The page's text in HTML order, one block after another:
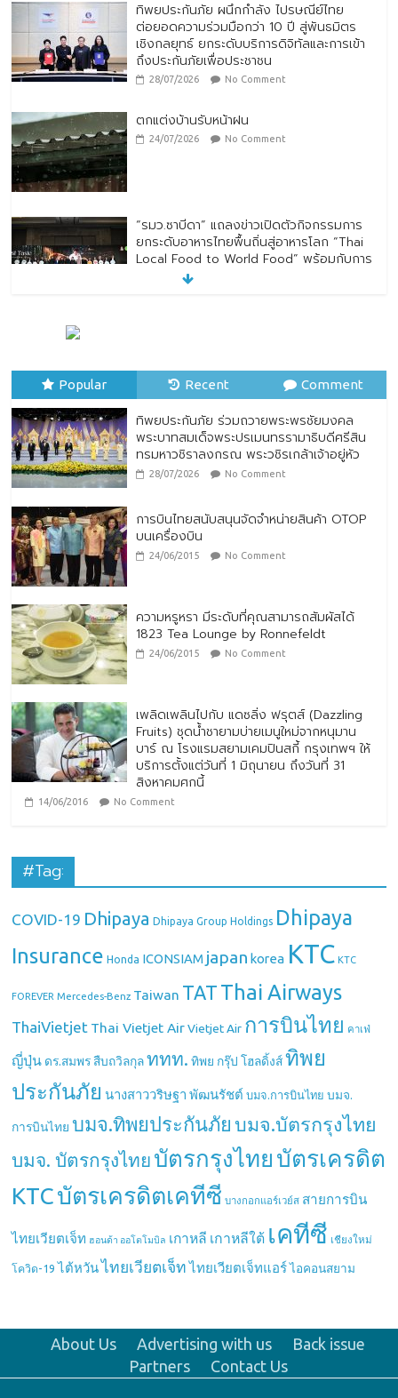
ทิพยประกันภัย ผนึกกำลัง ไปรษณีย์ไทย
ต่อยอดความร่วมมือกว่า 10 ปี สู่พันธมิตร
เชิงกลยุทธ์ ยกระดับบริการดิจิทัลและการเข้า
ถึงประกันภัยเพื่อประชาชน
28/07/2026 No Comment
ตกแต่งบ้านรับหน้าฝน
24/07/2026 No Comment
“รมว.ซาบีดา” แถลงข่าวเปิดตัวกิจกรรมการ
ยกระดับอาหารไทยพื้นถิ่นสู่อาหารโลก “Thai
Local Food to World Food” พร้อมกับการ
เปิดตัวตราสัญลักษณ์ “Thailand Best
พระบาทสมเด็จพระปรเมนทรรามาธิบดีศรีสิน
ทรมหาวชิราลงกรณ พระวชิรเกล้าเจ้าอยู่หัว
Popular Recent Comment
ทิพยประกันภัย ร่วมถวายพระพรชัยมงคล
พระบาทสมเด็จพระปรเมนทรรามาธิบดีศรีสิน
ทรมหาวชิราลงกรณ พระวชิรเกล้าเจ้าอยู่หัว
28/07/2026 No Comment
การบินไทยสนับสนุนจัดจำหน่ายสินค้า OTOP
บนเครื่องบิน
24/06/2015 No Comment
ความหรูหรา มีระดับที่คุณสามารถสัมผัสได้
1823 Tea Lounge by Ronnefeldt
24/06/2015 No Comment
เพลิดเพลินไปกับ แดซลิ่ง ฟรุตส์ (Dazzling
Fruits) ชุดน้ำชายามบ่ายเมนูใหม่จากหนุมาน
บาร์ ณ โรงแรมสยามเคมปินสกี้ กรุงเทพฯ ให้
บริการตั้งแต่วันที่ 1 มิถุนายน ถึงวันที่ 31
สิงหาคมศกนี้
14/06/2016 No Comment
#Tag:
COVID-19 Dhipaya Dhipaya Group Holdings Dhipaya
Insurance Honda ICONSIAM japan korea KTC KTC
FOREVER Mercedes-Benz Taiwan TAT Thai Airways
ThaiVietjet Thai Vietjet Air Vietjet Air การบินไทย คาเฟ่
ญี่ปุ่น ดร.สมพร สืบถวิลกุล ททท. ทิพย กรุ๊ป โฮลดิ้งส์ ทิพย
ประกันภัย นางสาววริษฐา พัฒนรัชต์ บมจ.การบินไทย บมจ.
การบินไทย บมจ.ทิพยประกันภัย บมจ.บัตรกรุงไทย
บมจ. บัตรกรุงไทย บัตรกรุงไทย บัตรเครดิต
KTCบัตรเครดิตเคทีซี บางกอกแอร์เวย์ส สายการบิน
ไทยเวียตเจ็ท ฮอนด้า ออโตโมบิล เกาหลี เกาหลีใต้ เคทีซี เชียงใหม่
โควิด-19 ไต้หวัน ไทยเวียตเจ็ท ไทยเวียตเจ็ทแอร์ ไอคอนสยาม
About Us Advertising with us
Back issue
Partners
Contact Us